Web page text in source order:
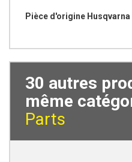
Pièce d'origine Husqvarna
30 autres
même
Parts